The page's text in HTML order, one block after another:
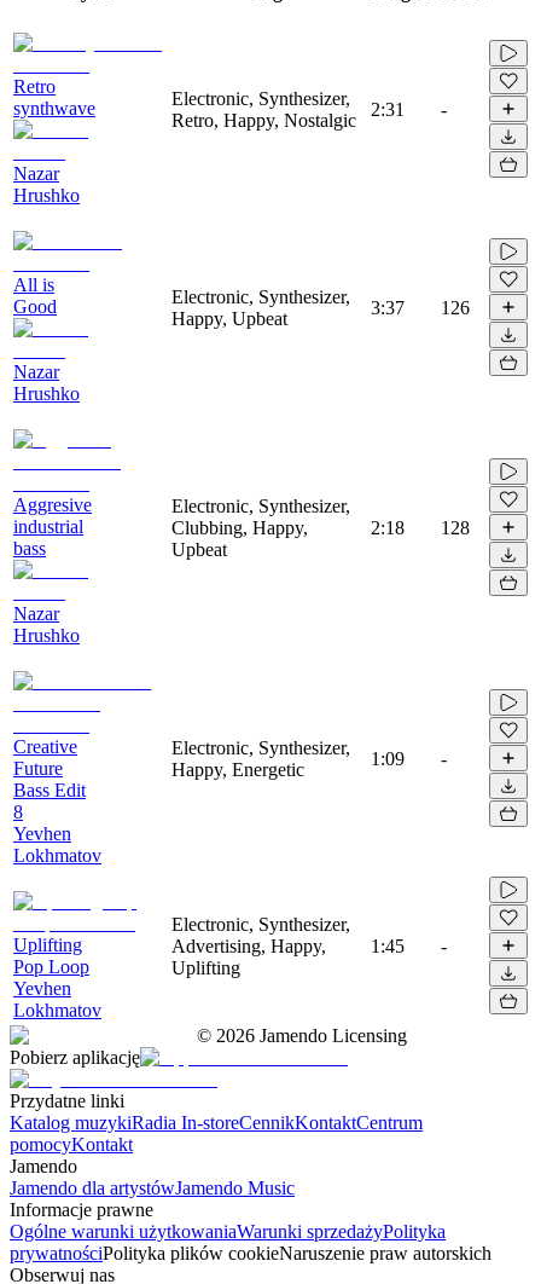
Retro
synthwave
Nazar
Hrushko
Electronic, Synthesizer,
Retro, Happy, Nostalgic
2:31 -
All is
Good
Nazar
Hrushko
Electronic, Synthesizer,
Happy, Upbeat
3:37 126
Aggresive
industrial
bass
Nazar
Hrushko
Electronic, Synthesizer,
Clubbing, Happy,
Upbeat
2:18 128
Creative
Future
Bass Edit
8
Yevhen
Lokhmatov
Electronic, Synthesizer,
Happy, Energetic
1:09 -
Uplifting
Pop Loop
Yevhen
Lokhmatov
Electronic, Synthesizer,
Advertising, Happy,
Uplifting
1:45 -
© 2026 Jamendo Licensing
Pobierz aplikację
Przydatne linki
Katalog muzykiRadia In-storeCennikKontaktCentrum
pomocyKontakt
Jamendo
Jamendo dla artystówJamendo Music
Informacje prawne
Ogólne warunki użytkowaniaWarunki sprzedażyPolityka
prywatnościPolityka plików cookieNaruszenie praw autorskich
Obserwuj nas